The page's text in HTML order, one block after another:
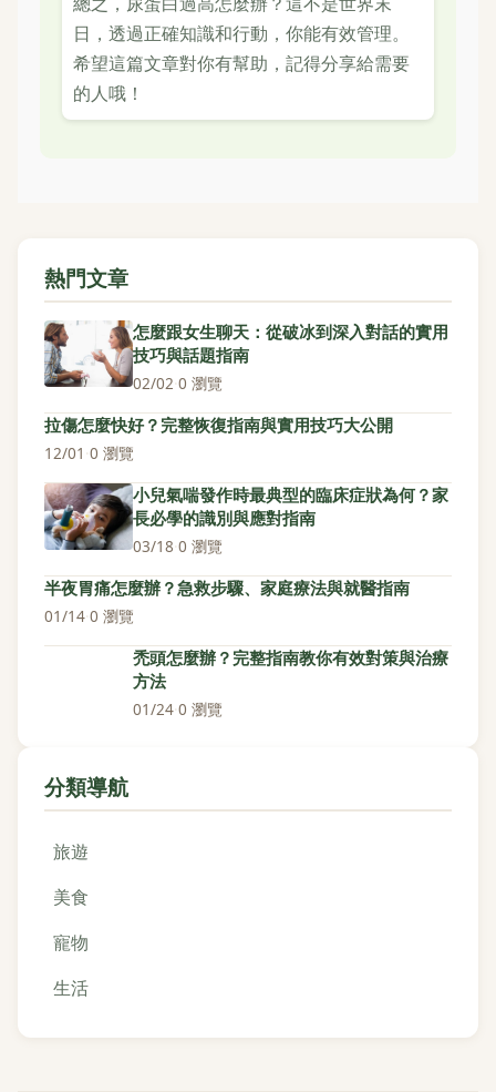
日，透過正確知識和行動，你能有效管理。
希望這篇文章對你有幫助，記得分享給需要
的人哦！
熱門文章
怎麼跟女生聊天：從破冰到深入對話的實用
技巧與話題指南
02/02·0 瀏覽
拉傷怎麼快好？完整恢復指南與實用技巧大公開
12/01 ·0 瀏覽
小兒氣喘發作時最典型的臨床症狀為何？家
長必學的識別與應對指南
03/18·0 瀏覽
半夜胃痛怎麼辦？急救步驟、家庭療法與就醫指南
01/14·0 瀏覽
禿頭怎麼辦？完整指南教你有效對策與治療
方法
01/24·0 瀏覽
分類導航
旅遊
美食
寵物
生活